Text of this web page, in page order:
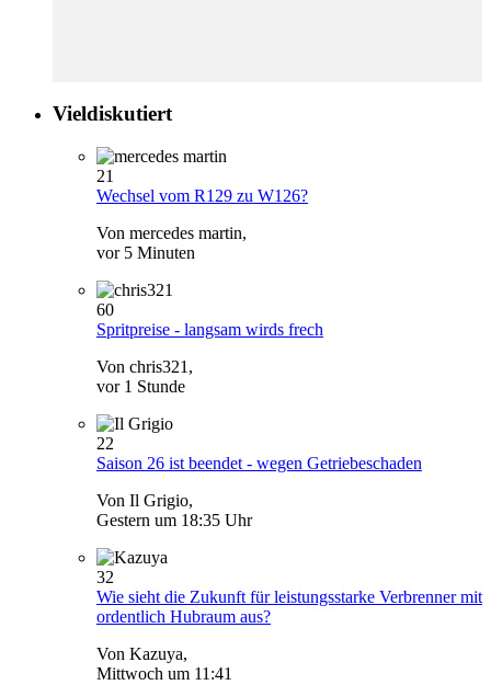
Vieldiskutiert
21
Wechsel vom R129 zu W126?
Von mercedes martin,
vor 5 Minuten
60
Spritpreise - langsam wirds frech
Von chris321,
vor 1 Stunde
22
Saison 26 ist beendet - wegen Getriebeschaden
Von Il Grigio,
Gestern um 18:35 Uhr
32
Wie sieht die Zukunft für leistungsstarke Verbrenner mit
ordentlich Hubraum aus?
Von Kazuya,
Mittwoch um 11:41